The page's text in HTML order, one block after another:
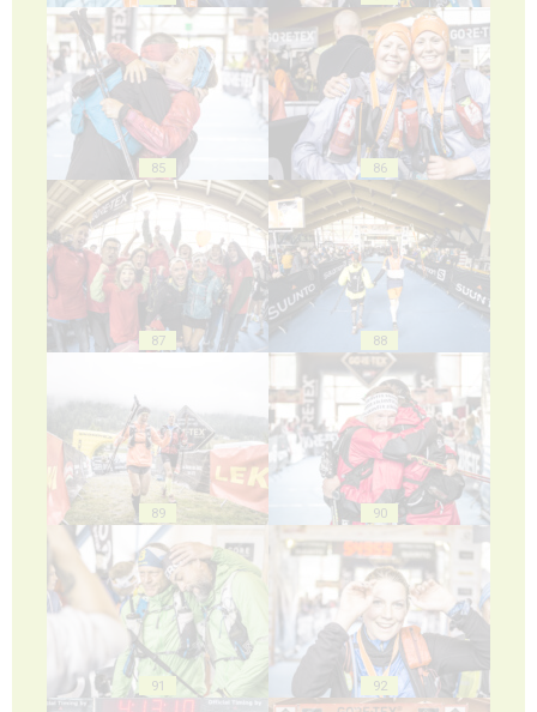
85 86
87 88
89 90
91 92